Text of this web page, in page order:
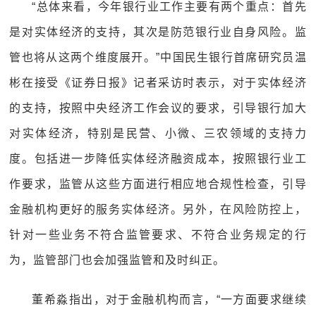
“总体来看，今年银行业工作主要有两个重点：首先
是对实体经济的支持，其次是防范银行业自身风险。监
管也将从这两个维度展开。”中国民生银行首席研究员温
彬在接受《证券日报》记者采访时表示，对于实体经济
的支持，按照中央经济工作会议的要求，引导银行加大
对实体经济，特别是民营、小微、三农领域的支持力
度。包括进一步降低实体经济融资成本，按照银行业工
作要求，监管从这些方面进行相应地合规性检查，引导
金融机构更好的服务实体经济。另外，在风险防控上，
针对一些业务不符合监管要求、不符合业务规定的行
为，监管部门也会加强监管和及时纠正。
董希淼指出，对于金融机构而言，“一方面要求继续